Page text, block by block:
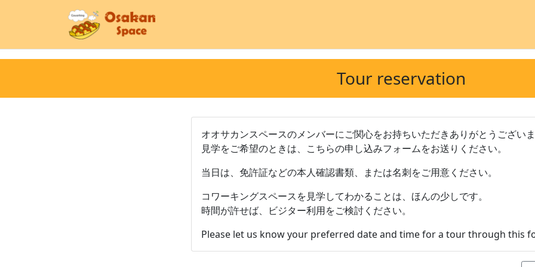
Tour reservation
オオサカンスペースのメンバーにご関心をお持ちいただきありがとうございま
見学をご希望のときは、こちらの申し込みフォームをお送りください。
当日は、免許証などの本人確認書類、または名刺をご用意ください。
コワーキングスペースを見学してわかることは、ほんの少しです。
時間が許せば、ビジター利用をご検討ください。
Please let us know your preferred date and time for a tour through this